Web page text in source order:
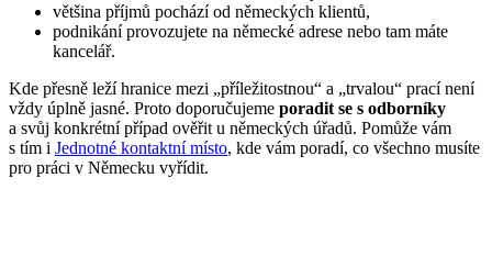
většina příjmů pochází od německých klientů,
podnikání provozujete na německé adrese nebo tam máte
kancelář.
Kde přesně leží hranice mezi „příležitostnou“ a „trvalou“ prací není
vždy úplně jasné. Proto doporučujeme poradit se s odborníky
a svůj konkrétní případ ověřit u německých úřadů. Pomůže vám
s tím i Jednotné kontaktní místo, kde vám poradí, co všechno musíte
pro práci v Německu vyřídit.